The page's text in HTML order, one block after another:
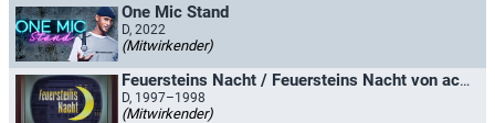
One Mic Stand
D, 2022
(Mitwirkender)
Feuersteins Nacht / Feuersteins Nacht von acht bis acht
D, 1997–1998
(Mitwirkender)